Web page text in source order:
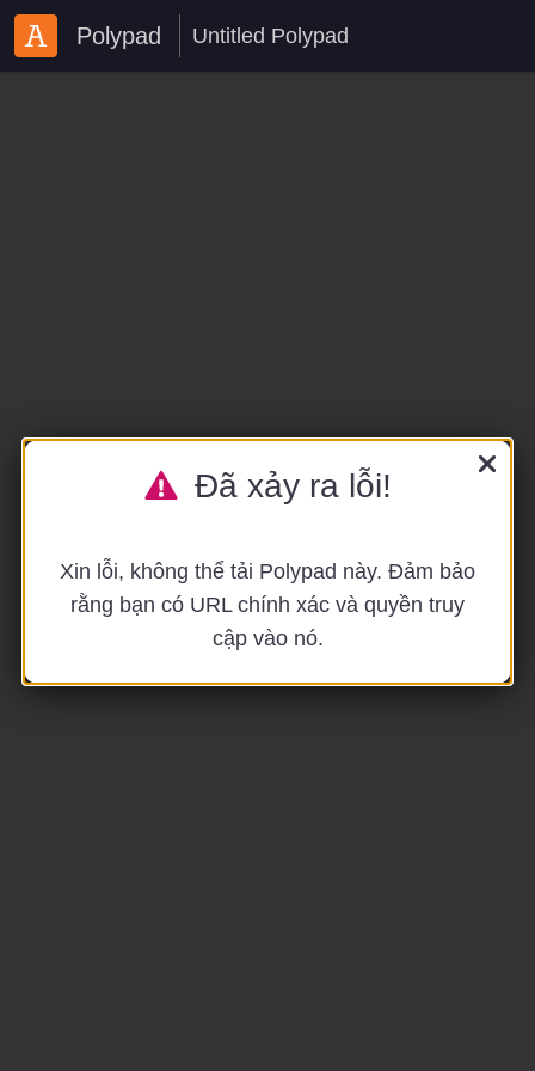
Polypad
Đã xảy ra lỗi!
Xin lỗi, không thể tải Polypad này. Đảm bảo
rằng bạn có URL chính xác và quyền truy
cập vào nó.